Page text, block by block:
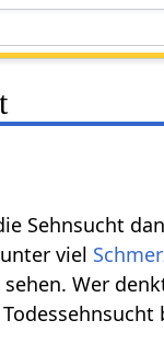
Sehnsucht
viel
Wer